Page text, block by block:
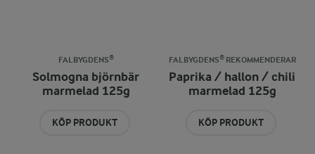
FALBYGDENS®
Solmogna björnbär
marmelad 125g
KÖP PRODUKT
FALBYGDENS® REKOMMENDERAR
Paprika / hallon / chili
marmelad 125g
KÖP PRODUKT